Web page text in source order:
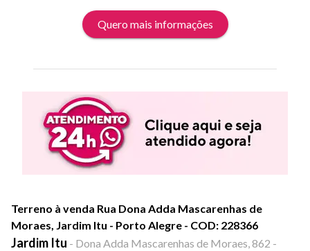
Quero mais informações
Terreno à venda Rua Dona Adda Mascarenhas de
Moraes, Jardim Itu - Porto Alegre - COD: 228366
Jardim Itu - Dona Adda Mascarenhas de Moraes, 862 -